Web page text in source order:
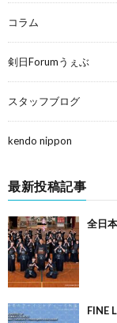
コラム
剣日Forumうぇぶ
スタッフブログ
kendo nippon
最新投稿記事
全日
FINE